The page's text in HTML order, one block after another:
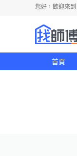
您好，歡迎來到
首頁